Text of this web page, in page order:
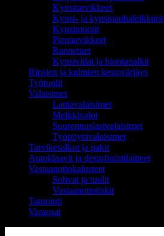
Kynsitarvikkeet
Kynsi- ja kynsinauhaleikkurit
Kynsimuotit
Pientarvikkeet
Rannetuet
Kynsiviilat ja hiontapalkit
Ripsien ja kulmien kestovärjäys
Työtuolit
Valaisimet
Lattiavalaisimet
Meikkivalot
Suurennuslasivalaisimet
Työpöytävalaisimet
Tarvikesalkut ja pakit
Autoklaavit ja desinfiointilaitteet
Vastaanottokalusteet
Sohvat ja tuolit
Vastaanottotiskit
Tatuointi
Varaosat